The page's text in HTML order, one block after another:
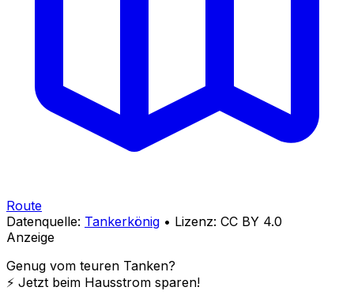
Route
Datenquelle: Tankerkönig • Lizenz: CC BY 4.0
Anzeige
Genug vom teuren Tanken?
⚡️ Jetzt beim Hausstrom sparen!